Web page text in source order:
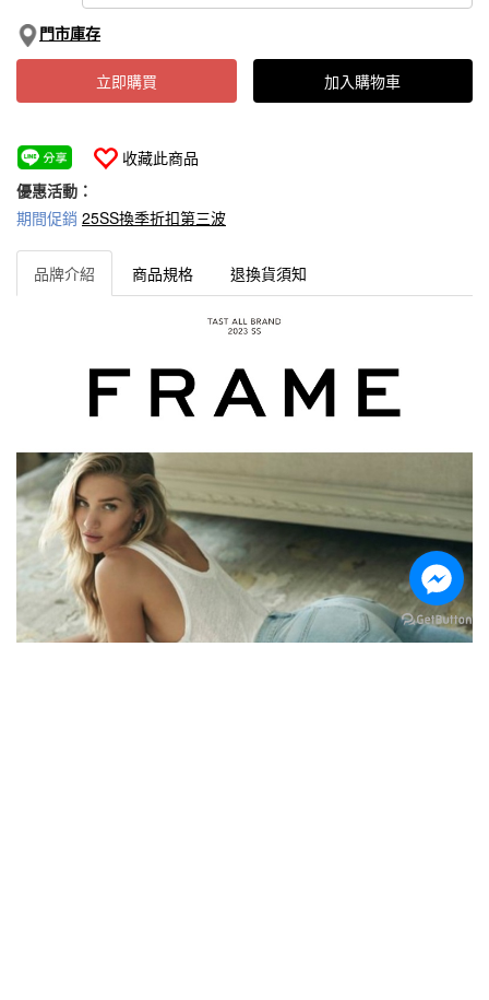
門市庫存
立即購買 加入購物車
收藏此商品
優惠活動：
期間促銷 25SS換季折扣第三波
品牌介紹 商品規格 退換貨須知